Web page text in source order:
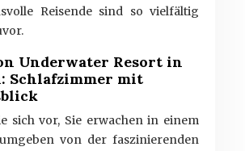
Reisende sind so vielfältig
Underwater Resort in
Schlafzimmer mit
sich vor, Sie erwachen in einem
von der faszinierenden